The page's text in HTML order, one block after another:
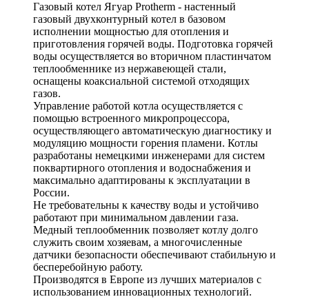
Газовый котел Ягуар Protherm - настенный
газовый двухконтурный котел в базовом
исполнении мощностью для отопления и
приготовления горячей воды. Подготовка горячей
воды осуществляется во вторичном пластинчатом
теплообменнике из нержавеющей стали,
оснащены коаксиальной системой отходящих
газов.
Управление работой котла осуществляется с
помощью встроенного микропроцессора,
осуществляющего автоматическую диагностику и
модуляцию мощности горения пламени. Котлы
разработаны немецкими инженерами для систем
поквартирного отопления и водоснабжения и
максимально адаптированы к эксплуатации в
России.
Не требовательны к качеству воды и устойчиво
работают при минимальном давлении газа.
Медный теплообменник позволяет котлу долго
служить своим хозяевам, а многочисленные
датчики безопасности обеспечивают стабильную и
бесперебойную работу.
Производятся в Европе из лучших материалов с
использованием инновационных технологий.